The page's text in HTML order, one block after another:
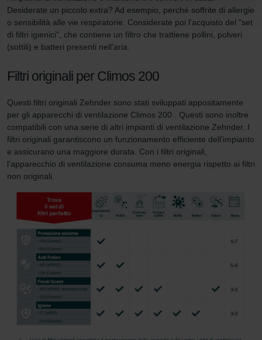
Limitet Şirketi: Web Sitesi Çerezleri
Zehnder Group Nederland bv: Privacyverklaringen
Zehnder Group Sales International: Privacy Policy
Zehnder Group Schweiz AG: Datenschutz
danych Zehnder
Desiderate un piccolo extra? Ad esempio, perché soffrite di allergie
o sensibilità alle vie respiratorie. Considerate poi l'acquisto del "set
di filtri igienici", che contiene un filtro che trattiene pollini, polveri
(sottili) e batteri presenti nell'aria.
Filtri originali per Climos 200
Questi filtri originali Zehnder sono stati sviluppati appositamente
per gli apparecchi di ventilazione Climos 200 . Questi sono inoltre
compatibili con una serie di altri impianti di ventilazione Zehnder. I
filtri originali garantiscono un funzionamento efficiente dell’impianto
e assicurano una maggiore durata. Con i filtri originali,
l'apparecchio di ventilazione consuma meno energia rispetto ai filtri
non originali.